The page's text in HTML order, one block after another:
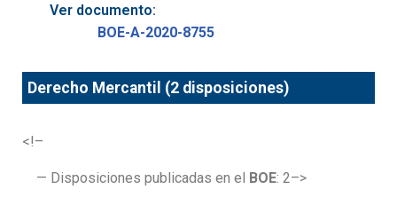
Ver documento:
BOE-A-2020-8755
Derecho Mercantil (2 disposiciones)
<!–
— Disposiciones publicadas en el BOE: 2–>